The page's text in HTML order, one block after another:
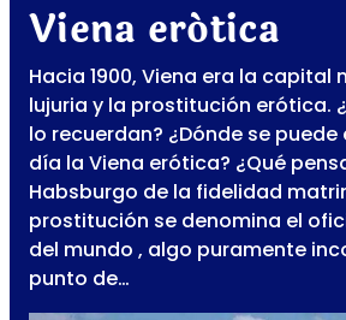
Viena erótica
Hacia 1900, Viena era la capital
lujuria y la prostitución erótica.
lo recuerdan? ¿Dónde se
día la Viena erótica? ¿Qué
Habsburgo de la fidelidad
prostitución se denomina el
del mundo , algo puramente
punto de…